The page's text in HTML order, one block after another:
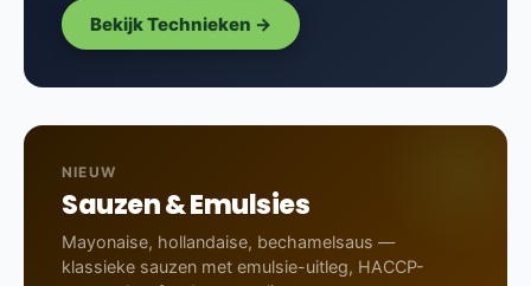
Bekijk Technieken →
NIEUW
Sauzen & Emulsies
Mayonaise, hollandaise, bechamelsaus —
klassieke sauzen met emulsie-uitleg, HACCP-